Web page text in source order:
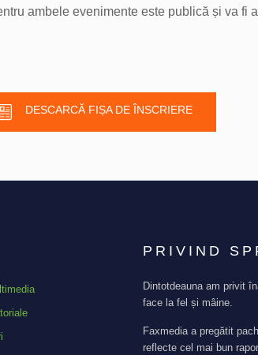
ambele evenimente este publică și va fi
DESCARCĂ FIȘA DE ÎNSCRIERE
PRIVIND
Dintotdeauna am privit
face la fel și mâine.
Faxmedia a pregătit
reflecte cel mai bun